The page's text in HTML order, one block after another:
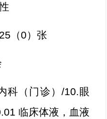
25（0）张
科（门诊）/10.眼
临床体液，血液